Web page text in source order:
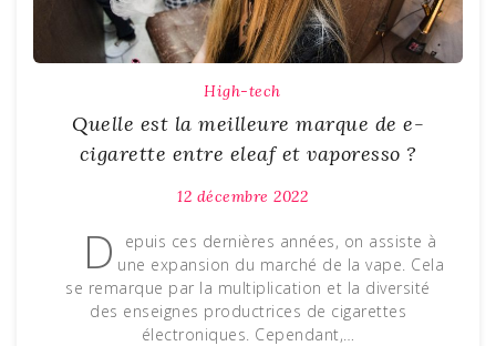
High-tech
Quelle est la meilleure marque de e-
cigarette entre eleaf et vaporesso ?
12 décembre 2022
D
epuis ces dernières années, on assiste à
une expansion du marché de la vape. Cela
se remarque par la multiplication et la diversité
des enseignes productrices de cigarettes
électroniques. Cependant,…